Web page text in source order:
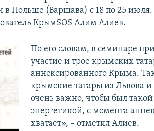
в Польше (Варшава) с 18 по 25
КрымSOS Алим Алиев.
По его словам, в семинаре
участие и трое крымских
аннексированного Крыма.
крымские татары из Львова и
очень важно, чтобы был
энергетикой, с момента
хватает», – отметил Алиев.